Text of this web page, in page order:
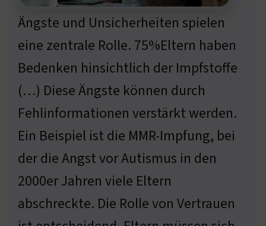
Ängste und Unsicherheiten spielen
eine zentrale Rolle. 75%Eltern haben
Bedenken hinsichtlich der Impfstoffe
(…) Diese Ängste können durch
Fehlinformationen verstärkt werden.
Ein Beispiel ist die MMR-Impfung, bei
der die Angst vor Autismus in den
2000er Jahren viele Eltern
abschreckte. Die Rolle von Vertrauen